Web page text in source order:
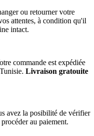
ou retourner votre
attentes, à condition qu'il
intact.
commande est expédiée
Livraison gratouite
avez la posibilité de vérifier
au paiement.